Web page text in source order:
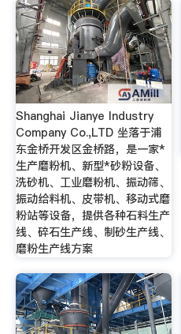
Shanghai Jianye Industry
Company Co.,LTD 坐落于浦
东金桥开发区金桥路，是一家*
生产磨粉机、新型*砂粉设备、
洗砂机、工业磨粉机、振动筛、
振动给料机、皮带机、移动式磨
粉站等设备，提供各种石料生产
线、碎石生产线、制砂生产线、
磨粉生产线方案